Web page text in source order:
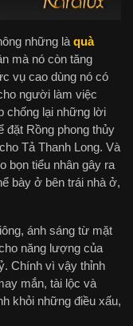
những là quà
mà nó còn tăng
vụ cao dùng nó có
người làm việc
chống lại những lời
đặt Rồng phong thủy
Tả Thanh Long. Và
bọn tiểu nhân gây ra
bày ở bên trái nhà ở,
ánh sáng từ mặt
năng lượng của
Chính vì vậy thỉnh
mắn, tài lộc và
khỏi những điều xấu,